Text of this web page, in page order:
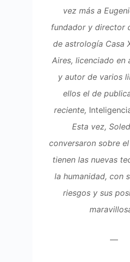
vez más a
fundador y director
de astrología Casa
Aires, licenciado en
y autor de varios
ellos el de
reciente,
Esta vez,
conversaron sobre
tienen las nuevas
la humanidad, con
riesgos y sus
—